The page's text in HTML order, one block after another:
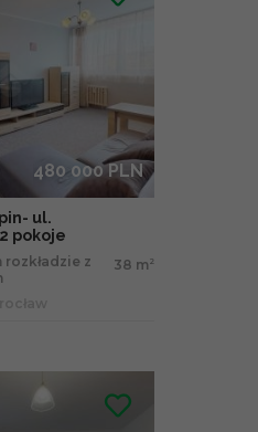
480 000 PLN
ul.
pokoje
rozkładzie z
38 m 2